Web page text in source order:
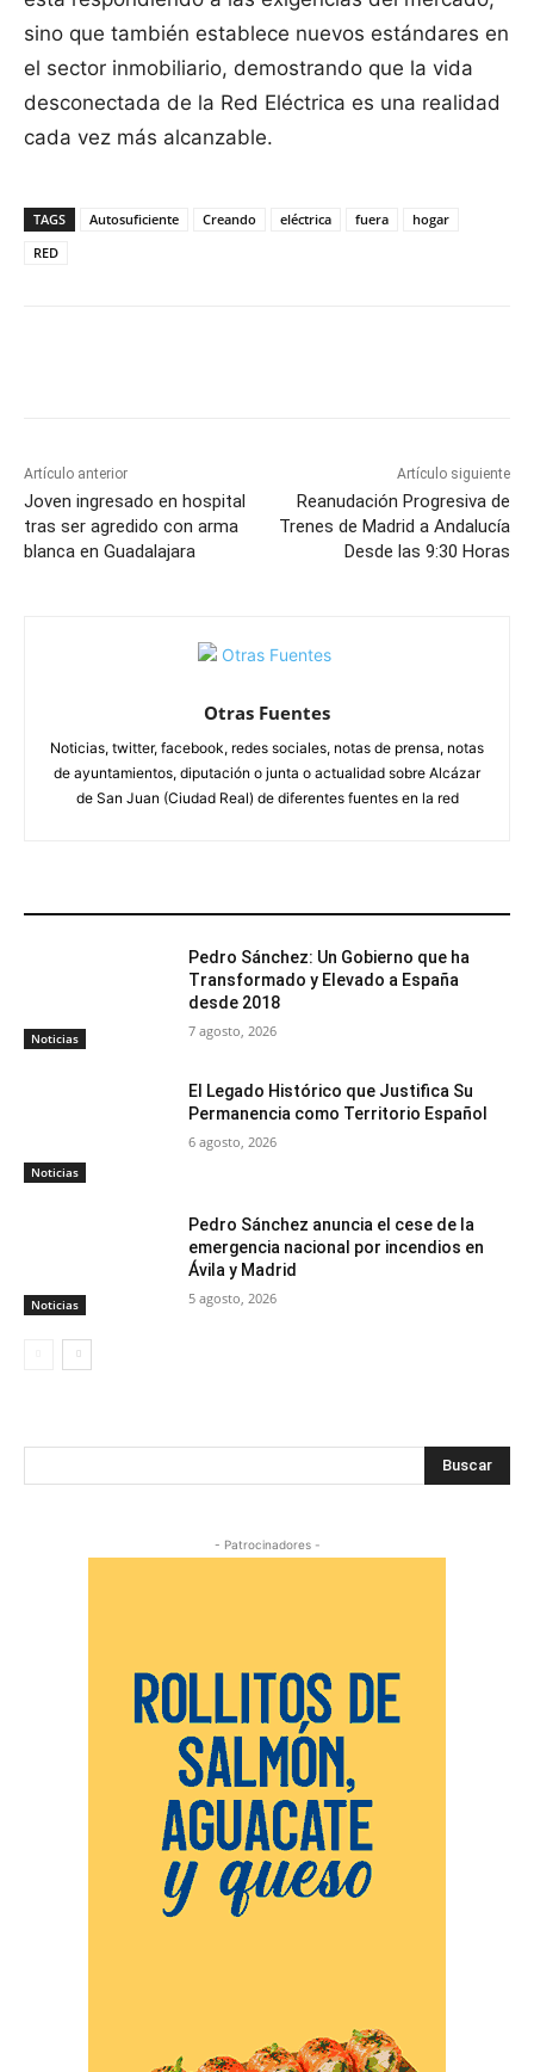
sino que también establece nuevos estándares en
el sector inmobiliario, demostrando que la vida
desconectada de la Red Eléctrica es una realidad
cada vez más alcanzable.
TAGS Autosuficiente Creando eléctrica fuera
hogar
RED
Artículo anterior
Joven ingresado en hospital
tras ser agredido con arma
blanca en Guadalajara
Artículo siguiente
Reanudación Progresiva de
Trenes de Madrid a Andalucía
Desde las 9:30 Horas
Otras Fuentes
Noticias, twitter, facebook, redes sociales, notas de prensa, notas
de ayuntamientos, diputación o junta o actualidad sobre Alcázar
de San Juan (Ciudad Real) de diferentes fuentes en la red
Noticias
Pedro Sánchez: Un Gobierno que ha
Transformado y Elevado a España
desde 2018
7 agosto, 2026
Noticias
El Legado Histórico que Justifica Su
Permanencia como Territorio Español
6 agosto, 2026
Noticias
Pedro Sánchez anuncia el cese de la
emergencia nacional por incendios en
Ávila y Madrid
5 agosto, 2026
Buscar
- Patrocinadores -